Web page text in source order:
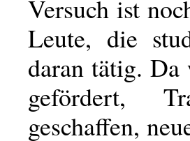
Versuch ist
Leute, die
daran tätig.
gefördert,
geschaffen,